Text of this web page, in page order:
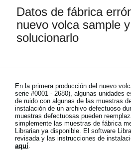
Características
Eventos
Soporte
Localizador de Tiendas
Noticias
Datos de fábrica
nuevo volca sample
solucionarlo
En la primera producción del nuevo
serie #0001 - 2680), algunas unidades
de ruido con algunas de las muestras
instalación de un archivo defectuoso
muestras defectuosas pueden
simplemente las muestras de fábrica
Librarian ya disponible. El software
revisada y las instrucciones de
aquí.